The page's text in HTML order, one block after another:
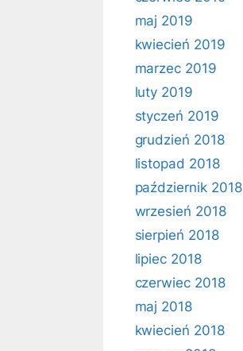
maj 2019
kwiecień 2019
marzec 2019
luty 2019
styczeń 2019
grudzień 2018
listopad 2018
październik 2018
wrzesień 2018
sierpień 2018
lipiec 2018
czerwiec 2018
maj 2018
kwiecień 2018